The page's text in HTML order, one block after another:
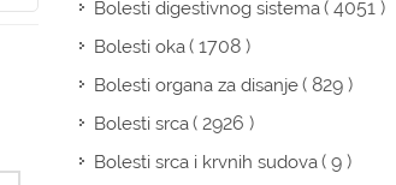
Bolesti digestivnog sistema( 4051 )
Bolesti oka( 1708 )
Bolesti organa za disanje( 829 )
Bolesti srca( 2926 )
Bolesti srca i krvnih sudova( 9 )